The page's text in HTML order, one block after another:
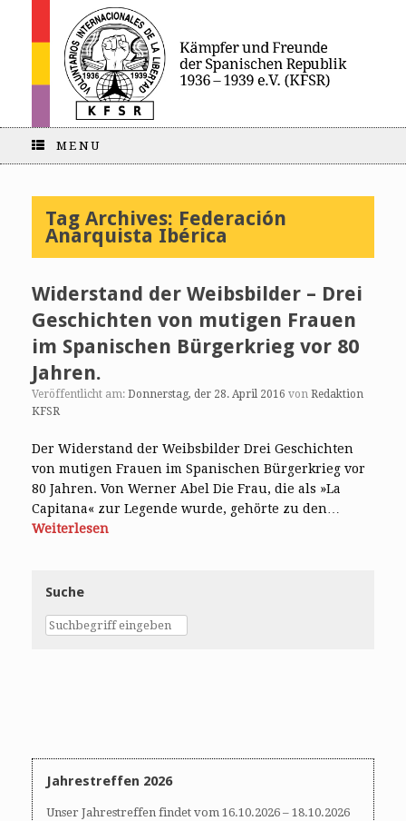
MENU
Tag Archives: Federación
Anarquista Ibérica
Widerstand der Weibsbilder – Drei
Geschichten von mutigen Frauen
im Spanischen Bürgerkrieg vor 80
Jahren.
Veröffentlicht am: Donnerstag, der 28. April 2016 von Redaktion
KFSR
Der Widerstand der Weibsbilder Drei Geschichten
von mutigen Frauen im Spanischen Bürgerkrieg vor
80 Jahren. Von Werner Abel Die Frau, die als »La
Capitana« zur Legende wurde, gehörte zu den…
Weiterlesen
Suche
Jahrestreffen 2026
Unser Jahrestreffen findet vom 16.10.2026 – 18.10.2026